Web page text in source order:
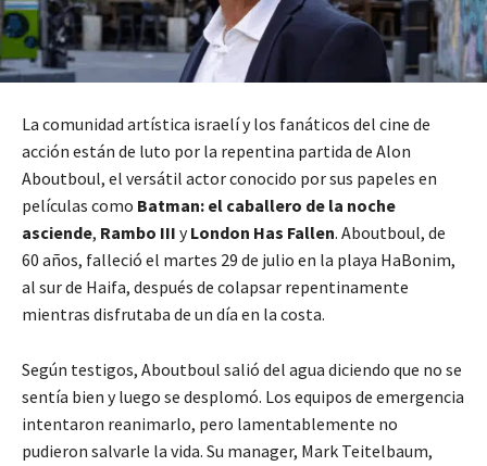
La comunidad artística israelí y los fanáticos del cine de
acción están de luto por la repentina partida de Alon
Aboutboul, el versátil actor conocido por sus papeles en
películas como Batman: el caballero de la noche
asciende, Rambo III yLondon Has Fallen. Aboutboul, de
60 años, falleció el martes 29 de julio en la playa HaBonim,
al sur de Haifa, después de colapsar repentinamente
mientras disfrutaba de un día en la costa.
Según testigos, Aboutboul salió del agua diciendo que no se
sentía bien y luego se desplomó. Los equipos de emergencia
intentaron reanimarlo, pero lamentablemente no
pudieron salvarle la vida. Su manager, Mark Teitelbaum,